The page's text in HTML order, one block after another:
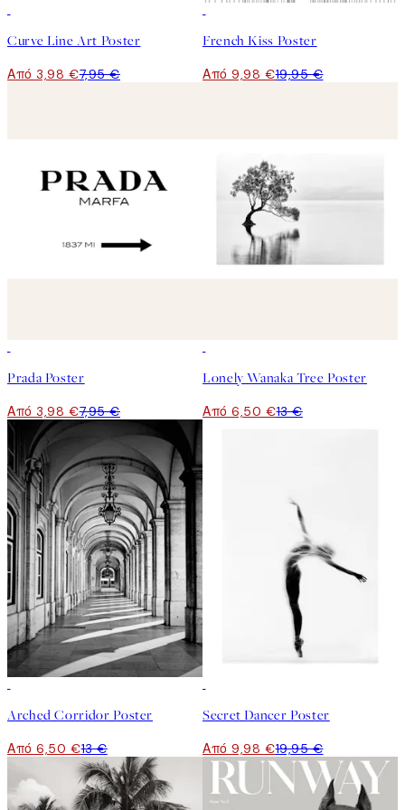
Curve Line Art Poster
Από 3,98 €7,95 €
French Kiss Poster
Από 9,98 €19,95 €
Prada Poster
Από 3,98 €7,95 €
Lonely Wanaka Tree Poster
Από 6,50 €13 €
Arched Corridor Poster
Από 6,50 €13 €
Secret Dancer Poster
Από 9,98 €19,95 €